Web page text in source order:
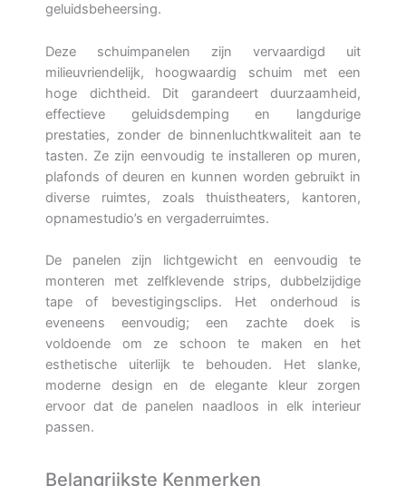
geluidsbeheersing.
Deze schuimpanelen zijn vervaardigd uit
milieuvriendelijk, hoogwaardig schuim met een
hoge dichtheid. Dit garandeert duurzaamheid,
effectieve geluidsdemping en langdurige
prestaties, zonder de binnenluchtkwaliteit aan te
tasten. Ze zijn eenvoudig te installeren op muren,
plafonds of deuren en kunnen worden gebruikt in
diverse ruimtes, zoals thuistheaters, kantoren,
opnamestudio’s en vergaderruimtes.
De panelen zijn lichtgewicht en eenvoudig te
monteren met zelfklevende strips, dubbelzijdige
tape of bevestigingsclips. Het onderhoud is
eveneens eenvoudig; een zachte doek is
voldoende om ze schoon te maken en het
esthetische uiterlijk te behouden. Het slanke,
moderne design en de elegante kleur zorgen
ervoor dat de panelen naadloos in elk interieur
passen.
Belangrijkste Kenmerken